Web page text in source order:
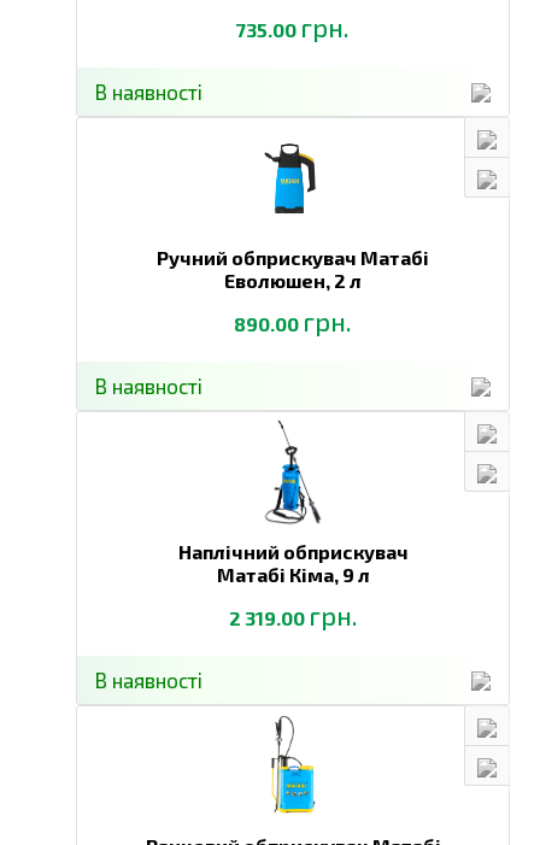
735.00 грн.
В наявності
Ручний обприскувач Матабі
Еволюшен, 2 л
890.00 грн.
В наявності
Наплічний обприскувач
Матабі Кіма, 9 л
2 319.00 грн.
В наявності